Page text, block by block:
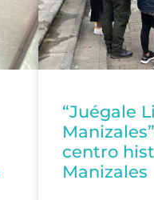
“Juégale
centro
Manizales